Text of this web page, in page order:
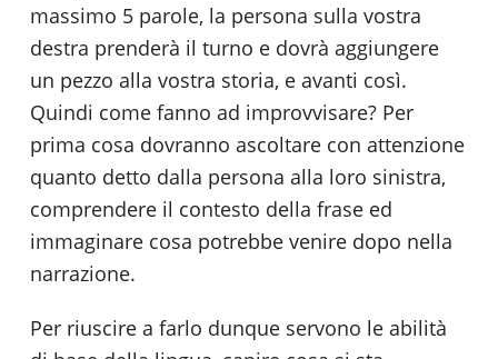
massimo 5 parole, la persona sulla vostra
destra prenderà il turno e dovrà aggiungere
un pezzo alla vostra storia, e avanti così.
Quindi come fanno ad improvvisare? Per
prima cosa dovranno ascoltare con attenzione
quanto detto dalla persona alla loro sinistra,
comprendere il contesto della frase ed
immaginare cosa potrebbe venire dopo nella
narrazione.
Per riuscire a farlo dunque servono le abilità